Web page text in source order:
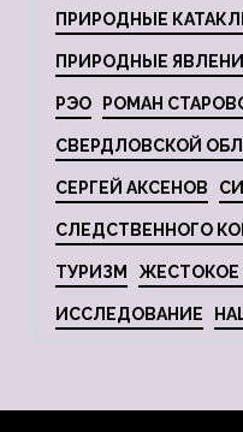
ПРИРОДНЫЕ
ПРИРОДНЫЕ
РЭО РОМАН
СВЕРДЛОВСКОЙ
СЕРГЕЙ АКСЕНОВ
СЛЕДСТВЕННОГО
ТУРИЗМ
ИССЛЕДОВАНИЕ